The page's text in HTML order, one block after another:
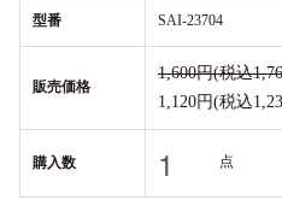
型番 SAI-23704
販売価格
1,600円(税込
1,120円(税込
購入数 点